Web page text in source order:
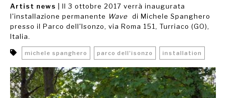
Artist news
| Il 3 ottobre 2017 verrà inaugurata
l'installazione permanente Wave
di Michele Spanghero
presso il Parco dell'Isonzo, via Roma 151, Turriaco (GO),
Italia.
michele spanghero parco dell'isonzo installation